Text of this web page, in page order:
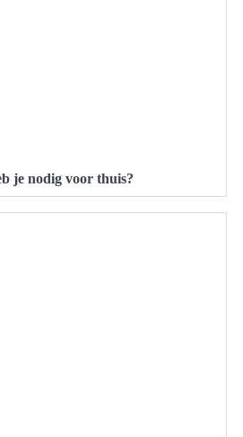
je nodig voor thuis?